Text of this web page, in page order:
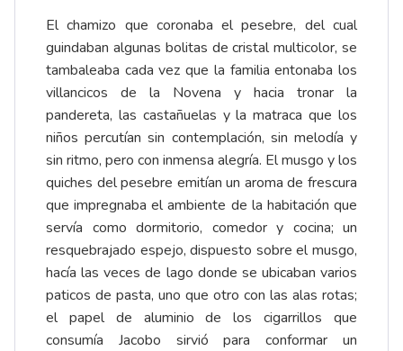
El chamizo que coronaba el pesebre, del cual
guindaban algunas bolitas de cristal multicolor, se
tambaleaba cada vez que la familia entonaba los
villancicos de la Novena y hacia tronar la
pandereta, las castañuelas y la matraca que los
niños percutían sin contemplación, sin melodía y
sin ritmo, pero con inmensa alegría. El musgo y los
quiches del pesebre emitían un aroma de frescura
que impregnaba el ambiente de la habitación que
servía como dormitorio, comedor y cocina; un
resquebrajado espejo, dispuesto sobre el musgo,
hacía las veces de lago donde se ubicaban varios
paticos de pasta, uno que otro con las alas rotas;
el papel de aluminio de los cigarrillos que
consumía Jacobo sirvió para conformar un